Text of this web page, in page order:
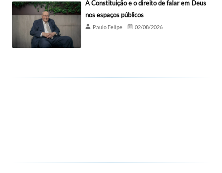
A Constituição e o direito de falar em Deus
nos espaços públicos
Paulo Felipe 02/08/2026